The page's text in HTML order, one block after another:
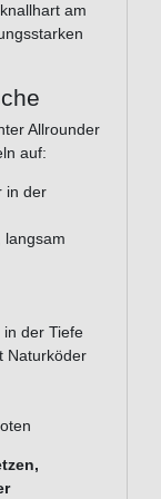
am
Allrounder
auf:
in der
langsam
der Tiefe
Naturköder